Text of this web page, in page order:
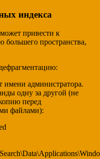
индекса
может привести к
большего пространства,
имени администратора.
одну за другой (не
перед
файлами):